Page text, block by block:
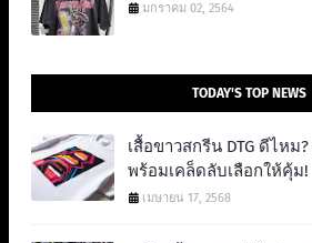
มกราคม 02, 2564
TODAY'S TOP NEWS
เสื้อขาวสกรีน DTG ดีไหม
พร้อมเคล็ดลับเลือกให้คุ้ม!
เมษายน 17, 2568